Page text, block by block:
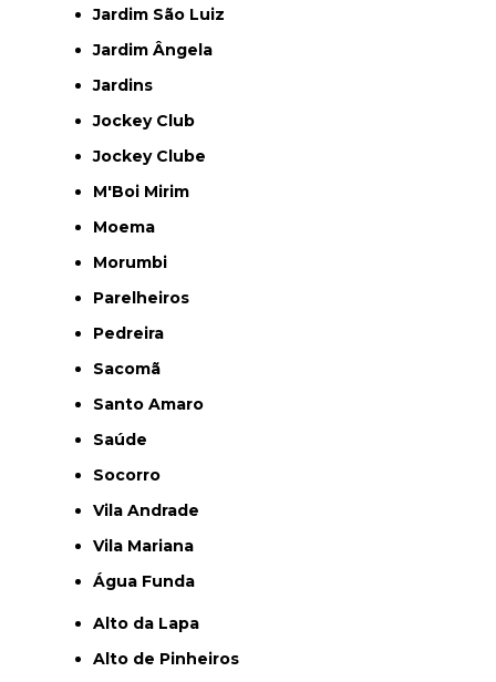
Jardim São Luiz
Jardim Ângela
Jardins
Jockey Club
Jockey Clube
M'Boi Mirim
Moema
Morumbi
Parelheiros
Pedreira
Sacomã
Santo Amaro
Saúde
Socorro
Vila Andrade
Vila Mariana
Água Funda
Alto da Lapa
Alto de Pinheiros